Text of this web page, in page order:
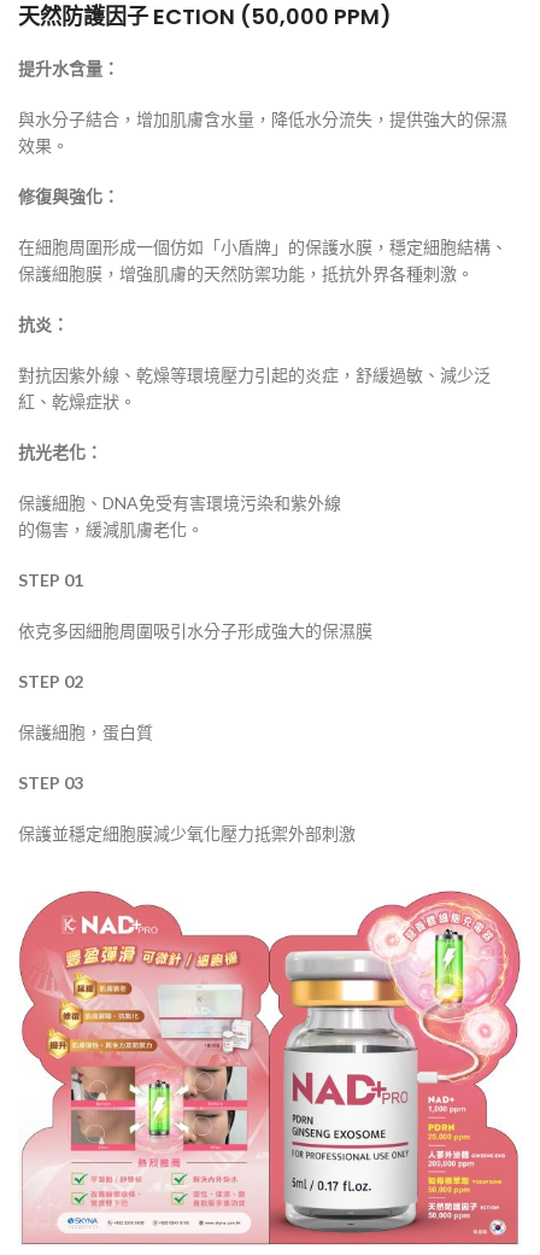
天然防護因子 ECTION (50,000 PPM)
提升水含量：
與水分子結合，增加肌膚含水量，降低水分流失，提供強大的保濕
效果。
修復與強化：
在細胞周圍形成一個仿如「小盾牌」的保護水膜，穩定細胞結構、
保護細胞膜，增強肌膚的天然防禦功能，抵抗外界各種刺激。
抗炎：
對抗因紫外線、乾燥等環境壓力引起的炎症，舒緩過敏、減少泛
紅、乾燥症狀。
抗光老化：
保護細胞、DNA免受有害環境污染和紫外線
的傷害，緩減肌膚老化。
STEP 01
依克多因細胞周圍吸引水分子形成強大的保濕膜
STEP 02
保護細胞，蛋白質
STEP 03
保護並穩定細胞膜減少氧化壓力抵禦外部刺激